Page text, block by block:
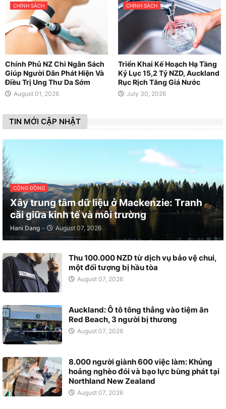
CHÍNH SÁCH
Chính Phủ NZ Chi Ngân Sách
Giúp Người Dân Phát Hiện Và
Điều Trị Ung Thư Da Sớm
August 01, 2026
CHÍNH SÁCH
Triển Khai Kế Hoạch Hạ Tầng
Kỷ Lục 15,2 Tỷ NZD, Auckland
Rục Rịch Tăng Giá Nước
July 30, 2026
TIN MỚI CẬP NHẬT
CỘNG ĐỒNG
Xây trung tâm dữ liệu ở Mackenzie: Tranh
cãi giữa kinh tế và môi trường
Hani Dang - August 07, 2026
Thu 100.000 NZD từ dịch vụ bảo vệ chui,
một đối tượng bị hầu tòa
August 07, 2026
Auckland: Ô tô tông thẳng vào tiệm ăn
Red Beach, 3 người bị thương
August 07, 2026
8.000 người giành 600 việc làm: Khủng
hoảng nghèo đói và bạo lực bùng phát tại
Northland New Zealand
August 07, 2026